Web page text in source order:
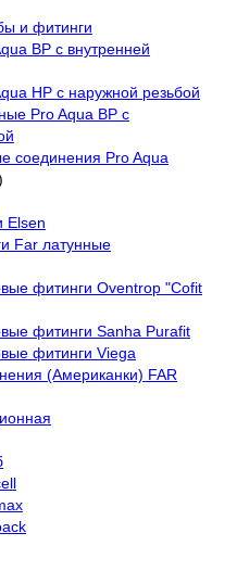
и фитинги
ВР с внутренней
НР с наружной резьбой
Pro Aqua ВР с
соединения Pro Aqua
Elsen
Far латунные
фитинги Oventrop "Cofit
фитинги Sanha Purafit
фитинги Viega
(Американки) FAR